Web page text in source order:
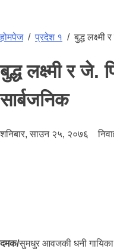
होमपेज/प्रदेश १ /बुद्ध लक्ष्मी
बुद्ध लक्ष्मी र जे.
सार्बजनिक
शनिबार, साउन २५, २०७६
दमक/सुमधुर आवजकी धनी गायिका